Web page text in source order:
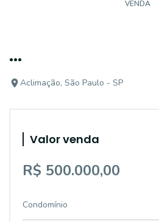
VENDA
...
Aclimação, São Paulo - SP
Valor venda
R$ 500.000,00
Condomínio